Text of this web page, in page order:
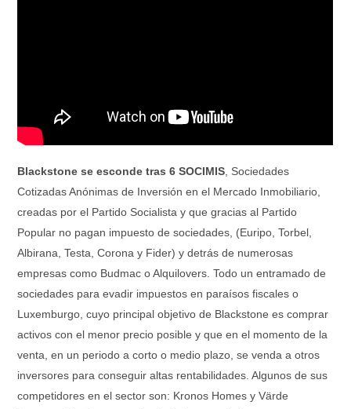
Blackstone se esconde tras 6 SOCIMIS, Sociedades
Cotizadas Anónimas de Inversión en el Mercado Inmobiliario,
creadas por el Partido Socialista y que gracias al Partido
Popular no pagan impuesto de sociedades, (Euripo, Torbel,
Albirana, Testa, Corona y Fider) y detrás de numerosas
empresas como Budmac o Alquilovers. Todo un entramado de
sociedades para evadir impuestos en paraísos fiscales o
Luxemburgo, cuyo principal objetivo de Blackstone es comprar
activos con el menor precio posible y que en el momento de la
venta, en un periodo a corto o medio plazo, se venda a otros
inversores para conseguir altas rentabilidades. Algunos de sus
competidores en el sector son: Kronos Homes y Värde